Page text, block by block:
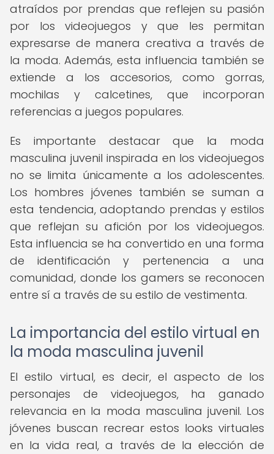
atraídos por prendas que reflejen su pasión
por los videojuegos y que les permitan
expresarse de manera creativa a través de
la moda. Además, esta influencia también se
extiende a los accesorios, como gorras,
mochilas y calcetines, que incorporan
referencias a juegos populares.
Es importante destacar que la moda
masculina juvenil inspirada en los videojuegos
no se limita únicamente a los adolescentes.
Los hombres jóvenes también se suman a
esta tendencia, adoptando prendas y estilos
que reflejan su afición por los videojuegos.
Esta influencia se ha convertido en una forma
de identificación y pertenencia a una
comunidad, donde los gamers se reconocen
entre sí a través de su estilo de vestimenta.
La importancia del estilo virtual en
la moda masculina juvenil
El estilo virtual, es decir, el aspecto de los
personajes de videojuegos, ha ganado
relevancia en la moda masculina juvenil. Los
jóvenes buscan recrear estos looks virtuales
en la vida real, a través de la elección de